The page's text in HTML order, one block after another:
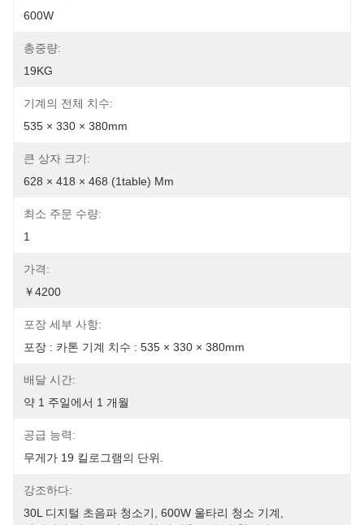
600W
총중량:
19KG
기계의 전체 치수:
535 × 330 × 380mm
큰 상자 크기:
628 × 418 × 468 (1table) Mm
최소 주문 수량:
1
가격:
￥4200
포장 세부 사항:
포장 : 카톤 기계 치수 : 535 × 330 × 380mm
배달 시간:
약 1 주일에서 1 개월
공급 능력:
무게가 19 킬로그램의 단위.
강조하다:
30L 디지털 초음파 청소기
600W 울타리 청소 기계